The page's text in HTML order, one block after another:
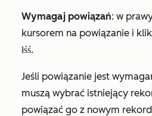
Wymagaj powiązań: w
kursorem na powiązanie i
właściwości.
Jeśli powiązanie jest
muszą wybrać istniejący
powiązać go z nowym